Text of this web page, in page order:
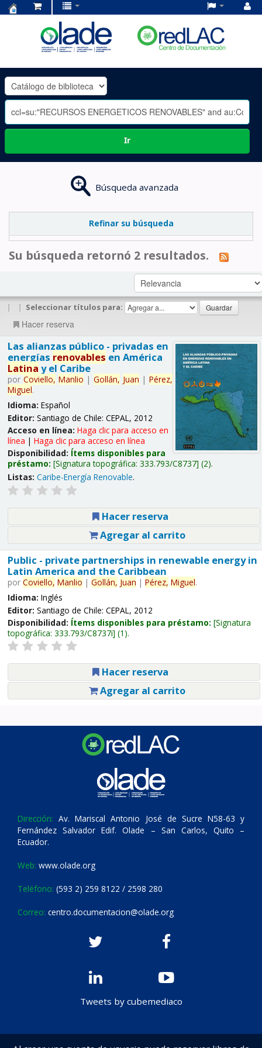
OLADE
-
Ir
Búsqueda avanzada
Refinar su búsqueda
Su búsqueda retornó 2 resultados.
| | Seleccionar títulos para:
Hacer reserva
Las alianzas público - privadas en
energías renovables en América
Latina y el Caribe
por Coviello, Manlio | Gollán, Juan | Pérez,
Miguel.
Idioma: Español
Editor: Santiago de Chile: CEPAL, 2012
Acceso en línea: Haga clic para acceso en
línea | Haga clic para acceso en línea
Disponibilidad: Ítems disponibles para
préstamo: Signatura topográfica: 333.793/C8737 (2).
Listas: Caribe-Energía Renovable.
Hacer reserva
Agregar al carrito
Public - private partnerships in renewable energy in
Latin America and the Caribbean
por Coviello, Manlio | Gollán, Juan | Pérez, Miguel.
Idioma: Inglés
Editor: Santiago de Chile: CEPAL, 2012
Disponibilidad: Ítems disponibles para préstamo: Signatura
topográfica: 333.793/C8737i (1).
Hacer reserva
Agregar al carrito
Dirección: Av. Mariscal Antonio José de Sucre N58-63 y
Fernández Salvador Edif. Olade – San Carlos, Quito –
Ecuador.
Web: www.olade.org
Teléfono: (593 2) 259 8122 / 2598 280
Correo: centro.documentacion@olade.org
Tweets by cubemediaco